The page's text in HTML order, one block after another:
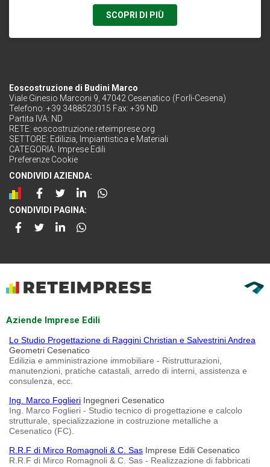
SCOPRI DI PIÙ
Eoscostruzione di Budini Marco
Viale Ginesio Marconi 9, 47042 Cesenatico (Forlì-Cesena)
Telefono: +39 3488523015 Fax: +39 ND
Partita IVA: ND
RETE: eoscostruzione.reteimprese.org
SETTORE: Edilizia, Impiantistica e Materiali
CATEGORIA: Imprese Edili
Preferenze Cookie
CONDIVIDI AZIENDA:
CONDIVIDI PAGINA:
Aziende Imprese Edili
Lo Studio Progettazione di Raggini Christian e Salvestrini Andrea
Geometri Cesenatico
Edilizia e amministrazione immobiliare - Ristrutturazioni,
manutenzioni, pratiche catastali, arredo di interni, assistenza e
consulenza, ecc.
Ing. Marco Foglieri Ingegneri Cesenatico
Ing. Marco Foglieri - Studio tecnico di progettazione e calcolo
strutturale, specializzazione in costruzione metalliche a
Cesenatico (FC).
R.R.F di Mirco Romagnoli & C. Sas Imprese Edili Cesenatico
R.R.F di Mirco Romagnoli & C. Sas - Realizzazione di fabbricati